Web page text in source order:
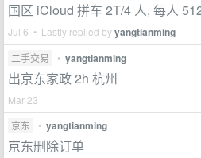
国区 iCloud 拼车 2T/4 人, 每人
Jul 6 • Lastly replied byyangtianming
二手交易 • yangtianming
出京东家政 2h 杭州
Mar 23
京东
• yangtianming
京东删除订单